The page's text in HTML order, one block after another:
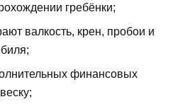
гребёнки;
валкость, крен, пробои и
финансовых